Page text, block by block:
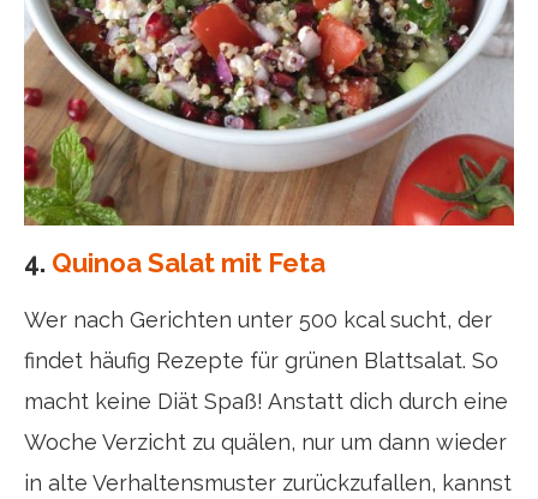
4. Quinoa Salat mit Feta
Wer nach Gerichten unter 500 kcal sucht, der
findet häufig Rezepte für grünen Blattsalat. So
macht keine Diät Spaß! Anstatt dich durch eine
Woche Verzicht zu quälen, nur um dann wieder
in alte Verhaltensmuster zurückzufallen, kannst